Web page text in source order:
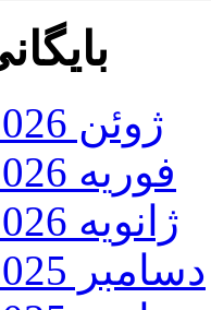
ژوئن 2026
فوریه 2026
ژانویه 2026
دسامبر 2025